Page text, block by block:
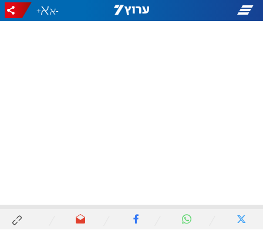
-
+